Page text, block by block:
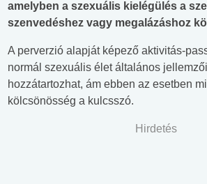
amelyben a szexuális kielégülés a
szenvedéshez vagy megalázáshoz
A perverzió alapját képező aktivitás-
normál szexuális élet általános
hozzátartozhat, ám ebben az esetben
kölcsönösség a kulcsszó.
Hirdetés